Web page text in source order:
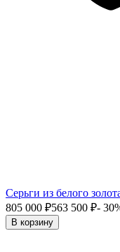
Серьги из белого
805 000 ₽563 500 ₽-
В корзину